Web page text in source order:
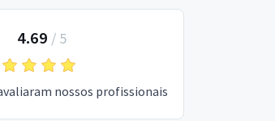
4.69 / 5
nossos profissionais